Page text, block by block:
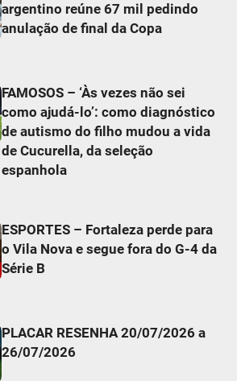
argentino reúne 67 mil pedindo
anulação de final da Copa
FAMOSOS – ‘Às vezes não sei
como ajudá-lo’: como diagnóstico
de autismo do filho mudou a vida
de Cucurella, da seleção
espanhola
ESPORTES – Fortaleza perde para
o Vila Nova e segue fora do G-4 da
Série B
PLACAR RESENHA 20/07/2026 a
26/07/2026